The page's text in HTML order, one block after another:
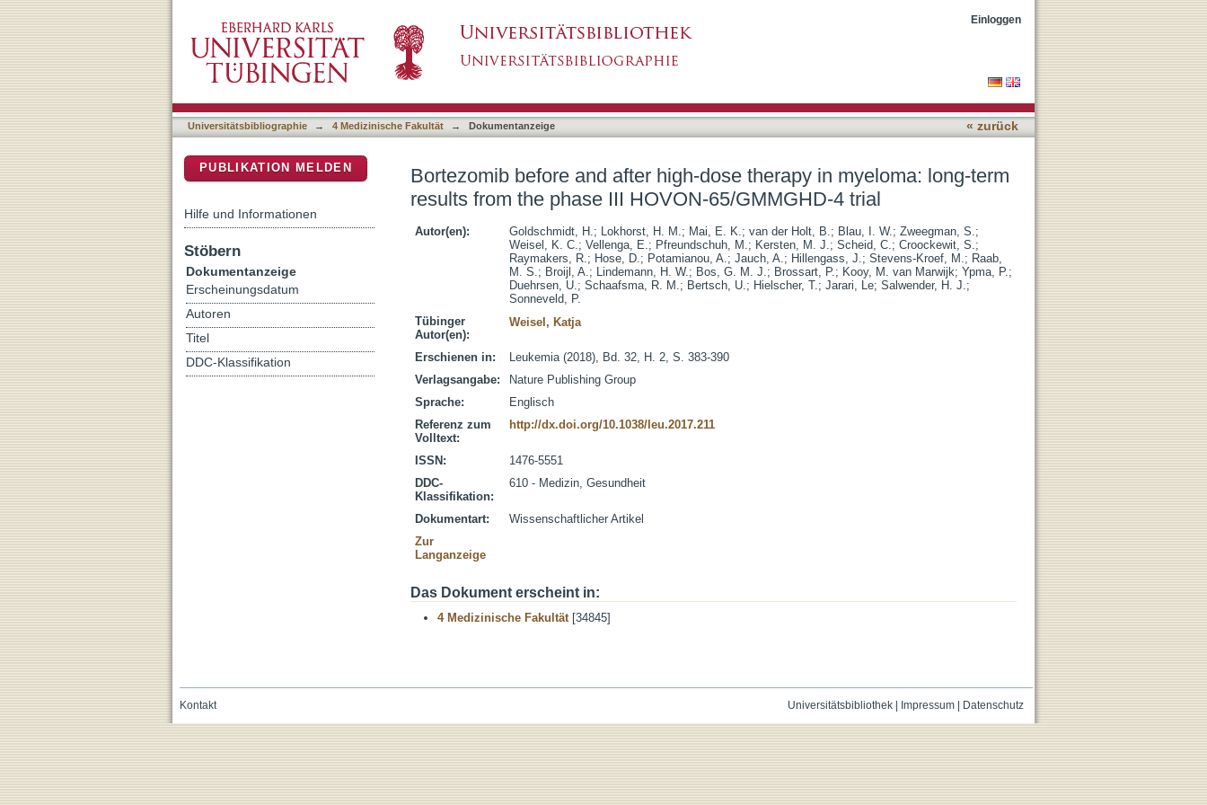
Bortezomib before and after high-dose therapy in myeloma: long-term results from the phase III
HOVON-65/GMMGHD-4 trial
Einloggen
Universitätsbibliographie → 4 Medizinische Fakultät → Dokumentanzeige « zurück
Bortezomib before and after high-dose therapy in myeloma: long-term
results from the phase III HOVON-65/GMMGHD-4 trial
Autor(en): Goldschmidt, H.; Lokhorst, H. M.; Mai, E. K.; van der Holt, B.; Blau, I. W.; Zweegman, S.;
Weisel, K. C.; Vellenga, E.; Pfreundschuh, M.; Kersten, M. J.; Scheid, C.; Croockewit, S.;
Raymakers, R.; Hose, D.; Potamianou, A.; Jauch, A.; Hillengass, J.; Stevens-Kroef, M.; Raab,
M. S.; Broijl, A.; Lindemann, H. W.; Bos, G. M. J.; Brossart, P.; Kooy, M. van Marwijk; Ypma, P.;
Duehrsen, U.; Schaafsma, R. M.; Bertsch, U.; Hielscher, T.; Jarari, Le; Salwender, H. J.;
Sonneveld, P.
Tübinger
Autor(en):
Weisel, Katja
Erschienen in:
Leukemia (2018), Bd. 32, H. 2, S. 383-390
Verlagsangabe:
Nature Publishing Group
Sprache:
Englisch
Referenz zum
Volltext:
http://dx.doi.org/10.1038/leu.2017.211
ISSN:
1476-5551
DDC-
Klassifikation:
610 - Medizin, Gesundheit
Dokumentart:
Wissenschaftlicher Artikel
Zur
Langanzeige
Das Dokument erscheint in:
4 Medizinische Fakultät[34845]
PUBLIKATION MELDEN
Hilfe und Informationen
Stöbern
Dokumentanzeige
Erscheinungsdatum
Autoren
Titel
DDC-Klassifikation
Universitätsbibliothek| Impressum| Datenschutz
Kontakt